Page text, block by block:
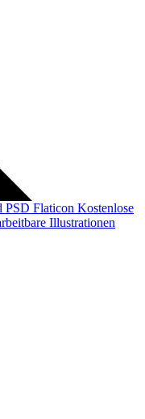
PSD Flaticon Kostenlose
Illustrationen